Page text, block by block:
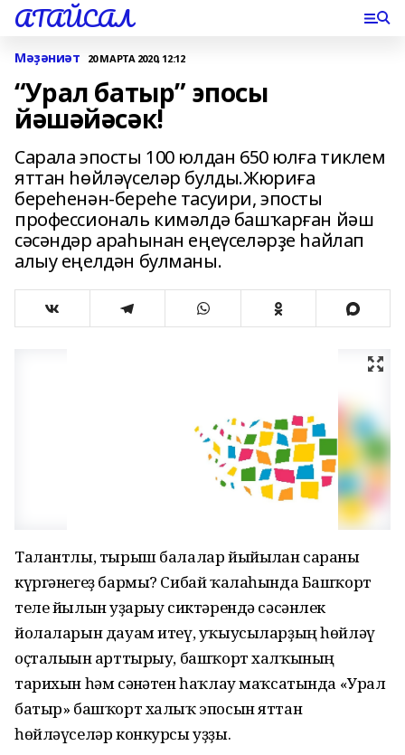
АТАЙСАЛ
Мәҙәниәт 20 МАРТА 2020, 12:12
“Урал батыр” эпосы
йәшәйәсәк!
Сарала эпосты 100 юлдан 650 юлға тиклем
яттан һөйләүселәр булды.Жюриға
береһенән-береһе тасуири, эпосты
профессиональ кимәлдә башҡарған йәш
сәсәндәр араһынан еңеүселәрҙе һайлап
алыу еңелдән булманы.
Талантлы, тырыш балалар йыйылған сараны
күргәнегеҙ бармы? Сибай ҡалаһында Башҡорт
теле йылын уҙғарыу сиктәрендә сәсәнлек
йолаларын дауам итеү, уҡыусыларҙың һөйләү
оҫталығын арттырыу, башҡорт халҡының
тарихын һәм сәнғәтен һаҡлау маҡсатында «Урал
батыр» башҡорт халыҡ эпосын яттан
һөйләүселәр конкурсы уҙҙы.